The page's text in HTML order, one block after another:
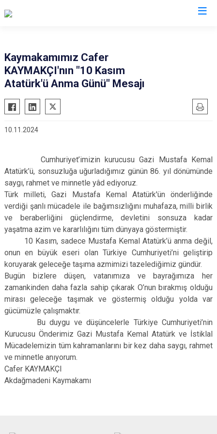
Gebze
Kandıra
Başiskele
Kaymakamımız Cafer
KAYMAKÇI'nın "10 Kasım
Atatürk'ü Anma Günü" Mesajı
10.11.2024
Cumhuriyet’imizin kurucusu Gazi Mustafa Kemal
Atatürk’ü, sonsuzluğa uğurladığımız günün 86. yıl dönümünde
saygı, rahmet ve minnetle yâd ediyoruz.
Türk milleti, Gazi Mustafa Kemal Atatürk'ün önderliğinde
verdiği şanlı mücadele ile bağımsızlığını muhafaza, milli birlik
ve beraberliğini güçlendirme, devletini sonsuza kadar
yaşatma azim ve kararlılığını tüm dünyaya göstermiştir.
10 Kasım, sadece Mustafa Kemal Atatürk’ü anma değil,
onun en büyük eseri olan Türkiye Cumhuriyeti’ni geliştirip
koruyarak geleceğe taşıma azmimizi tazelediğimiz gündür.
Bugün bizlere düşen, vatanımıza ve bayrağımıza her
zamankinden daha fazla sahip çıkarak O’nun bırakmış olduğu
mirası geleceğe taşımak ve göstermiş olduğu yolda var
gücümüzle çalışmaktır.
Bu duygu ve düşüncelerle Türkiye Cumhuriyeti’nin
Kurucusu Önderimiz Gazi Mustafa Kemal Atatürk ve İstiklal
Mücadelemizin tüm kahramanlarını bir kez daha saygı, rahmet
ve minnetle anıyorum.
Cafer KAYMAKÇI
Akdağmadeni Kaymakamı